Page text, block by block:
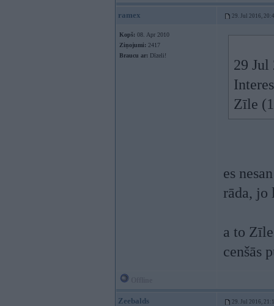
ramex 29. Jul 2016,
Kopš: 08. Apr 2010
Ziņojumi: 2417
Braucu ar: Dīzeli!
29
Zīle
es
rāda, jo
a to
cenšās
Zeebalds 29. Jul 2016,